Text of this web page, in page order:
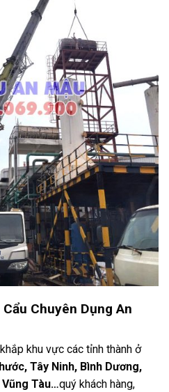
Chuyên Dụng An
khu vực các tỉnh thành ở
Tây Ninh, Bình Dương,
Vũng Tàu…quý khách hàng,